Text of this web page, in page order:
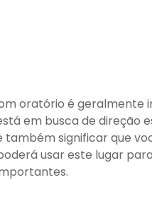
oratório é geralmente
em busca de direção
também significar que
usar este lugar